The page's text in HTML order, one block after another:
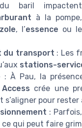
baril impactent
à la pompe,
, l’essence ou le
du transport : Les
stations-
: À Pau, la
crée une
pour
:
ce qui peut faire